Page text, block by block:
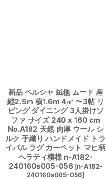
新品 ペルシャ 絨毯 ムード 産
縦2.5m 横1.6m 4㎡ 〜3帖 リ
ビング ダイニング 3人掛けソ
ファ サイズ 240 x 160 cm
No.A182 天然 肉厚 ウール シ
ルク 手織り ハンドメイド トラ
イバル ラグ カーペット マヒ柄
ヘラティ模様 n-A182-
240160s005-056 [n-A182-
240160s005-056]